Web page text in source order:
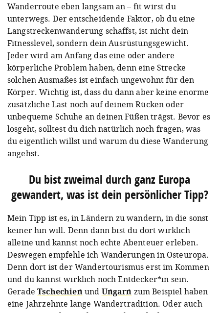
Wanderroute eben langsam an – fit wirst du
unterwegs. Der entscheidende Faktor, ob du eine
Langstreckenwanderung schaffst, ist nicht dein
Fitnesslevel, sondern dein Ausrüstungsgewicht.
Jeder wird am Anfang das eine oder andere
körperliche Problem haben, denn eine Strecke
solchen Ausmaßes ist einfach ungewohnt für den
Körper. Wichtig ist, dass du dann aber keine enorme
zusätzliche Last noch auf deinem Rücken oder
unbequeme Schuhe an deinen Füßen trägst. Bevor es
losgeht, solltest du dich natürlich noch fragen, was
du eigentlich willst und warum du diese Wanderung
angehst.
Du bist zweimal durch ganz Europa
gewandert, was ist dein persönlicher Tipp?
Mein Tipp ist es, in Ländern zu wandern, in die sonst
keiner hin will. Denn dann bist du dort wirklich
alleine und kannst noch echte Abenteuer erleben.
Deswegen empfehle ich Wanderungen in Osteuropa.
Denn dort ist der Wandertourismus erst im Kommen
und du kannst wirklich noch Entdecker*in sein.
GeradeTschechienund Ungarn zum Beispiel haben
eine Jahrzehnte lange Wandertradition. Oder auch